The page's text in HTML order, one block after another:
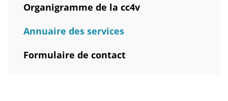
Organigramme de la cc4v
Annuaire des services
Formulaire de contact